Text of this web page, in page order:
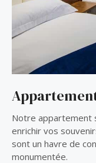
i
o
u
l
d
e
Notre appartement
enrichir vos
sont un havre de
monumentée.